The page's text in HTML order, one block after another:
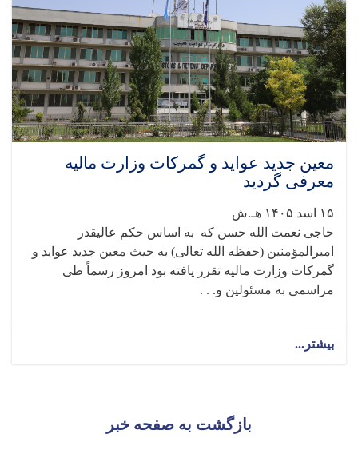
معین جدید عواید و گمرکات وزارت مالیه
معرفی گردید
۱۵ اسد ۱۴۰۵ هـ.ش
حاجی نعمت الله حسن که به اساس حکم عالیقدر
امیرالمؤمنین (حفظه الله تعالی) به حیث معین جدید عواید و
گمرکات وزارت مالیه تقرر یافته بود امروز رسماً طی
مراسمی به مسئولین و. . .
بیشتر...
بازگشت به صفحه خبر